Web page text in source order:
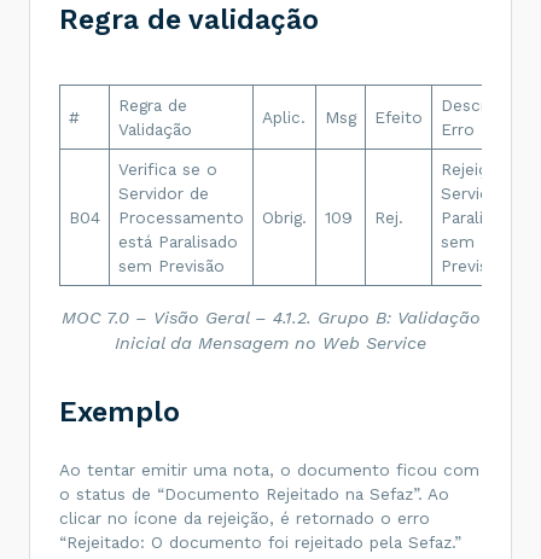
Regra de validação
#
Regra de
Validação
Aplic. Msg Efeito
Descrição
Erro
B04
Verifica se o
Servidor de
Processamento
está Paralisado
sem Previsão
Obrig. 109 Rej.
Rejeição:
Serviço
Paralisado
sem
Previsão
MOC 7.0 – Visão Geral – 4.1.2. Grupo B: Validação
Inicial da Mensagem no Web Service
Exemplo
Ao tentar emitir uma nota, o documento ficou com
o status de “Documento Rejeitado na Sefaz”. Ao
clicar no ícone da rejeição, é retornado o erro
“Rejeitado: O documento foi rejeitado pela Sefaz.”